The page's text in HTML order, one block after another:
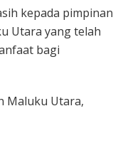
kepada pimpinan
Utara yang telah
bagi
Maluku Utara,